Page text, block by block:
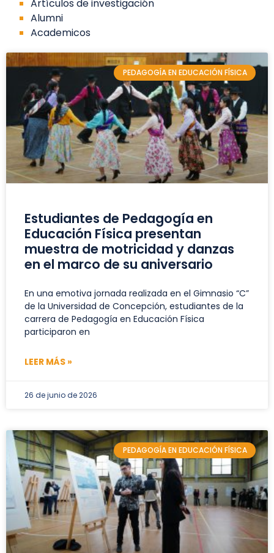
Artículos de investigación
Alumni
Academicos
PEDAGOGÍA EN EDUCACIÓN FÍSICA
Estudiantes de Pedagogía en
Educación Física presentan
muestra de motricidad y danzas
en el marco de su aniversario
En una emotiva jornada realizada en el Gimnasio “C”
de la Universidad de Concepción, estudiantes de la
carrera de Pedagogía en Educación Física
participaron en
LEER MÁS »
26 de junio de 2026
PEDAGOGÍA EN EDUCACIÓN FÍSICA